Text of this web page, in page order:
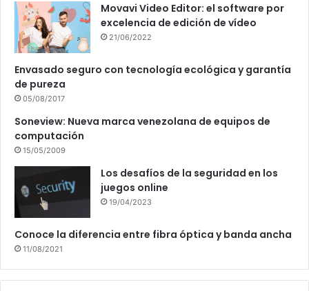
Movavi Video Editor: el software por
excelencia de edición de vídeo
21/06/2022
Envasado seguro con tecnología ecológica y garantía
de pureza
05/08/2017
Soneview: Nueva marca venezolana de equipos de
computación
15/05/2009
Los desafíos de la seguridad en los
juegos online
19/04/2023
Conoce la diferencia entre fibra óptica y banda ancha
11/08/2021